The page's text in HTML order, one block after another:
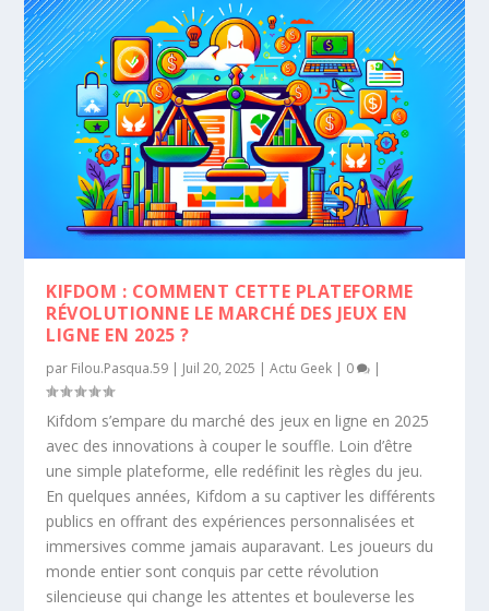
KIFDOM : COMMENT CETTE PLATEFORME
RÉVOLUTIONNE LE MARCHÉ DES JEUX EN
LIGNE EN 2025 ?
par Filou.Pasqua.59 | Juil 20, 2025 |Actu Geek | 0 |
Kifdom s’empare du marché des jeux en ligne en 2025
avec des innovations à couper le souffle. Loin d’être
une simple plateforme, elle redéfinit les règles du jeu.
En quelques années, Kifdom a su captiver les différents
publics en offrant des expériences personnalisées et
immersives comme jamais auparavant. Les joueurs du
monde entier sont conquis par cette révolution
silencieuse qui change les attentes et bouleverse les